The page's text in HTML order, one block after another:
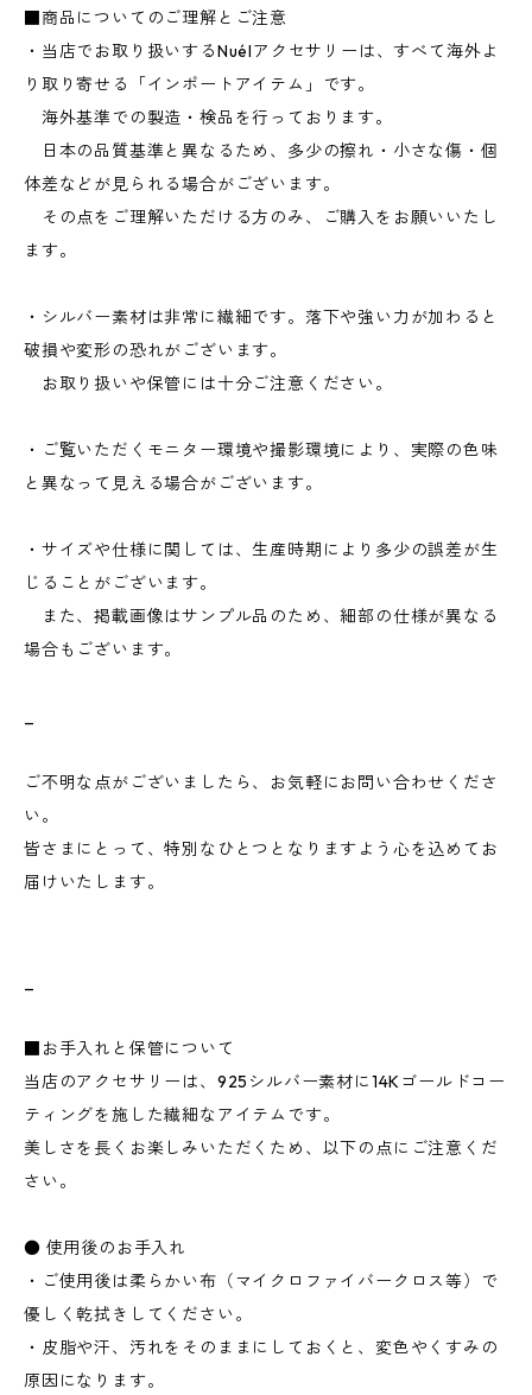
■商品についてのご理解とご注意
・当店でお取り扱いするNuélアクセサリーは、すべて海外よ
り取り寄せる「インポートアイテム」です。
海外基準での製造・検品を行っております。
日本の品質基準と異なるため、多少の擦れ・小さな傷・個
体差などが見られる場合がございます。
その点をご理解いただける方のみ、ご購入をお願いいたし
ます。
・シルバー素材は非常に繊細です。落下や強い力が加わると
破損や変形の恐れがございます。
お取り扱いや保管には十分ご注意ください。
・ご覧いただくモニター環境や撮影環境により、実際の色味
と異なって見える場合がございます。
・サイズや仕様に関しては、生産時期により多少の誤差が生
じることがございます。
また、掲載画像はサンプル品のため、細部の仕様が異なる
場合もございます。
ご不明な点がございましたら、お気軽にお問い合わせくださ
い。
皆さまにとって、特別なひとつとなりますよう心を込めてお
届けいたします。
■お手入れと保管について
当店のアクセサリーは、925シルバー素材に14Kゴールドコー
ティングを施した繊細なアイテムです。
美しさを長くお楽しみいただくため、以下の点にご注意くだ
さい。
● 使用後のお手入れ
・ご使用後は柔らかい布（マイクロファイバークロス等）で
優しく乾拭きしてください。
・皮脂や汗、汚れをそのままにしておくと、変色やくすみの
原因になります。